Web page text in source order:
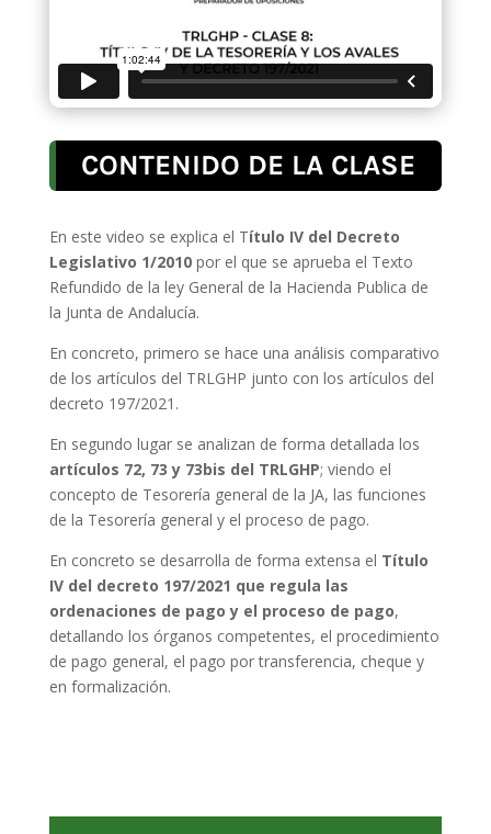
CONTENIDO DE LA CLASE
En este video se explica el Título IV del Decreto
Legislativo 1/2010por el que se aprueba el Texto
Refundido de la ley General de la Hacienda Publica de
la Junta de Andalucía.
En concreto, primero se hace una análisis comparativo
de los artículos del TRLGHP junto con los artículos del
decreto 197/2021.
En segundo lugar se analizan de forma detallada los
artículos 72, 73 y 73bis del TRLGHP; viendo el
concepto de Tesorería general de la JA, las funciones
de la Tesorería general y el proceso de pago.
En concreto se desarrolla de forma extensa el Título
IV del decreto 197/2021 que regula las
ordenaciones de pago y el proceso de pago,
detallando los órganos competentes, el procedimiento
de pago general, el pago por transferencia, cheque y
en formalización.